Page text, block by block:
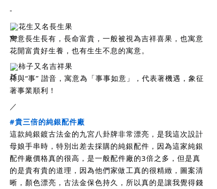
-
花生又名長生果
寓意長生長有，長命富貴，一般被視為吉祥喜果，也寓意
花開富貴好生養，也有生生不息的寓意。
柿子又名吉祥果
柿與“事” 諧音，寓意為「事事如意」，代表著機遇，象征
著事業順利！
／
#貴三倍的純銀配件廠
這款純銀鍍古法金的九宮八卦牌非常漂亮，是我這次設計
母娘手串時，特別出差去採購的純銀配件，因為這家純銀
配件廠價格真的很高，是一般配件廠的3倍之多，但是真
的是貴有貴的道理，因為他們家做工真的很精緻，圖案清
晰，顏色漂亮，古法金保色持久，所以真的是讓我覺得錢